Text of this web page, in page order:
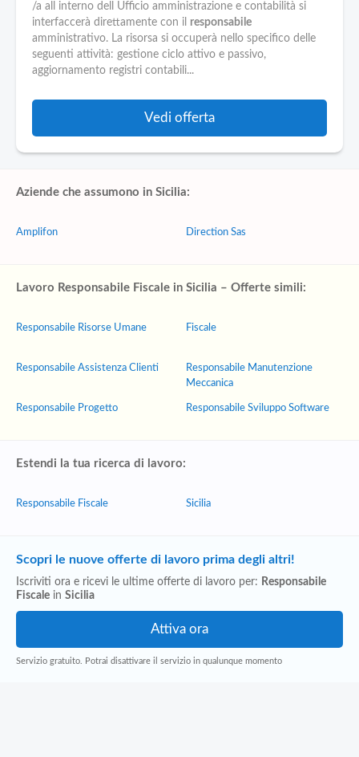
/a all interno dell Ufficio amministrazione e contabilità si
interfaccerà direttamente con il responsabile
amministrativo. La risorsa si occuperà nello specifico delle
seguenti attività: gestione ciclo attivo e passivo,
aggiornamento registri contabili...
Vedi offerta
Aziende che assumono in Sicilia:
Amplifon Direction Sas
Lavoro Responsabile Fiscale in Sicilia – Offerte simili:
Responsabile Risorse Umane
Responsabile Assistenza Clienti
Responsabile Progetto
Fiscale
Responsabile Manutenzione
Meccanica
Responsabile Sviluppo Software
Estendi la tua ricerca di lavoro:
Responsabile Fiscale Sicilia
Scopri le nuove offerte di lavoro prima degli altri!
Iscriviti ora e ricevi le ultime offerte di lavoro per: Responsabile
Fiscale in Sicilia
Servizio gratuito. Potrai disattivare il servizio in qualunque momento